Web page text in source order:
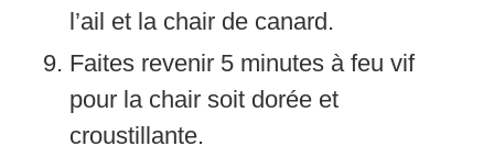
l’ail et la chair de canard.
Faites revenir 5 minutes à feu vif
pour la chair soit dorée et
croustillante.